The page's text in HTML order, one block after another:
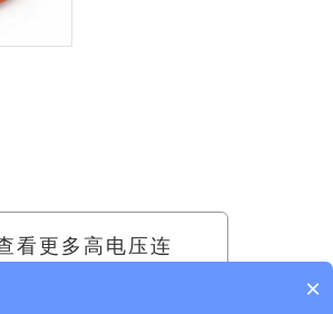
看更多高电压连
×